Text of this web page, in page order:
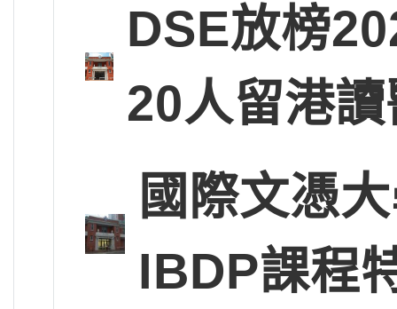
DSE放榜
20人留港
國際文憑
IBDP課程